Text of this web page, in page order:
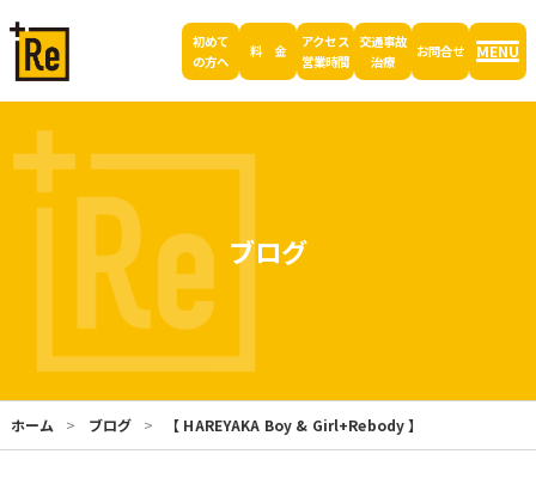
初めて
の方へ
料 金
アクセス
営業時間
交通事故
治療
お問合せ MENU
ブログ
ホーム ブログ 【 HAREYAKA Boy & Girl+Rebody 】